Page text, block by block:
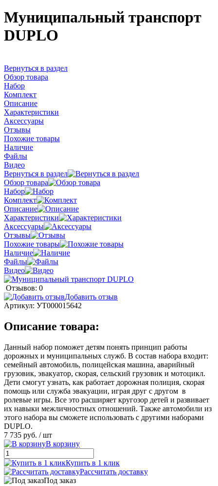
Муниципальный транспорт
DUPLO
Вернуться в раздел
Обзор товара
Набор
Комплект
Описание
Характеристики
Аксессуары
Отзывы
Похожие товары
Наличие
Файлы
Видео
Вернуться в раздел
Обзор товара
Набор
Комплект
Описание
Характеристики
Аксессуары
Отзывы
Похожие товары
Наличие
Файлы
Видео
Отзывов: 0
Добавить отзыв
Артикул: УТ000015642
Описание товара:
Данный набор поможет детям понять принцип работы
дорожных и муниципальных служб. В состав набора входит:
семейный автомобиль, полицейская машина, аварийный
грузовик, эвакуатор, скорая, сельский грузовик и мотоцикл.
Дети смогут узнать, как работает дорожная полиция, скорая
помощь или служба эвакуации, играя друг с другом в
ролевые игры. Все это расширяет кругозор детей и развивает
их навыки межличностных отношений. Также автомобили из
этого набора вы сможете использовать с другими наборами
DUPLO.
7 735 руб. / шт
В корзину
Купить в 1 клик
Рассчитать доставку
Под заказ